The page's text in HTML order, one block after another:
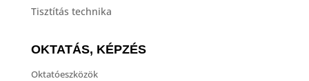
Tisztítás technika
OKTATÁS, KÉPZÉS
Oktatóeszközök